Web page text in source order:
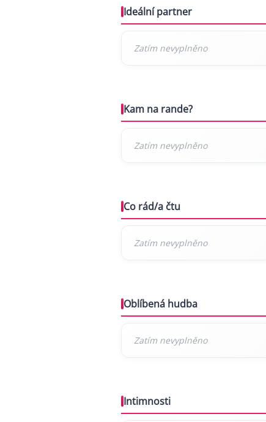
Ideální partner
Kam na rande?
Co rád/a čtu
Oblíbená hudba
Intimnosti